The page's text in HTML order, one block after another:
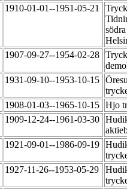
1910-01-01--1951-05-21
1907-09-27--1954-02-28
1931-09-10--1953-10-15
1908-01-03--1965-10-15 Hjo
1909-12-24--1961-03-30
1921-09-01--1986-09-19
1927-11-26--1953-05-29